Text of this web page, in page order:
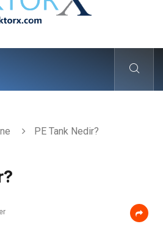
PE Tank Nedir?